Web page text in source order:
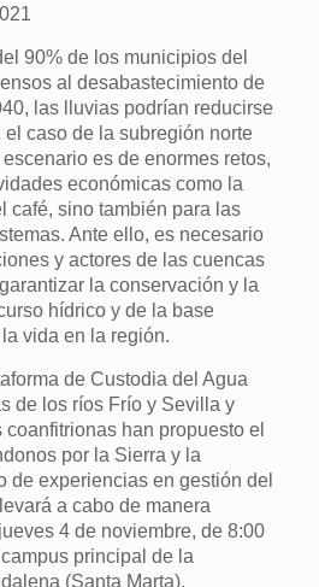
90% de los municipios del
al desabastecimiento de
las lluvias podrían reducirse
el caso de la subregión norte
es de enormes retos,
económicas como la
café, sino también para las
Ante ello, es necesario
y actores de las cuencas
la conservación y la
hídrico y de la base
vida en la región.
de Custodia del Agua
de los ríos Frío y Sevilla y
han propuesto el
por la Sierra y la
de experiencias en gestión del
a cabo de manera
4 de noviembre, de 8:00
principal de la
(Santa Marta).